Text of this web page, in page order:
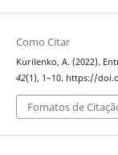
Como Citar
Kurilenko, A. (2022).
42(1), 1–10. https://
Fomatos de